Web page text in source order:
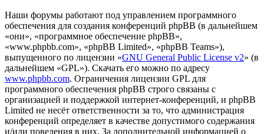
Наши форумы работают под управлением программного
обеспечения для создания конференций phpBB (в дальнейшем
«они», «программное обеспечение phpBB»,
«www.phpbb.com», «phpBB Limited», «phpBB Teams»),
выпущенного по лицензии «GNU General Public License v2» (в
дальнейшем «GPL»). Скачать его можно по адресу
www.phpbb.com. Ограничения лицензии GPL для
программного обеспечения phpBB строго связаны с
организацией и поддержкой интернет-конференций, и phpBB
Limited не несёт ответственности за то, что администрация
конференций определяет в качестве допустимого содержания
и/или поведения в них. За дополнительной информацией о